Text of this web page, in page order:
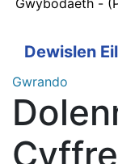
Gwybodaeth -
Dewislen
Gwrando